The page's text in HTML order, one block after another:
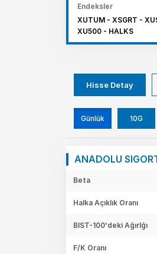
Endeksler
XUTUM - XSGRT -
XU500 - HALKS
Hisse Detay
Günlük 10G
ANADOLU
Beta
Halka Açıklık Oranı
BIST-100'deki Ağırlğı
F/K Oranı